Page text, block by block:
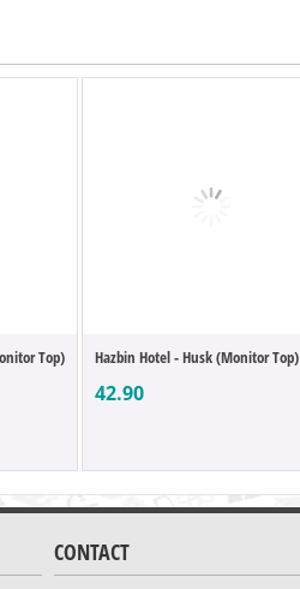
Top) Hazbin Hotel - Husk (Monitor Top)
42.90
CONTACT